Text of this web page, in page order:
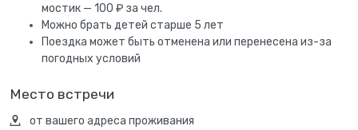
мостик — 100 ₽ за чел.
Можно брать детей старше 5 лет
Поездка может быть отменена или перенесена из-за
погодных условий
Место встречи
от вашего адреса проживания